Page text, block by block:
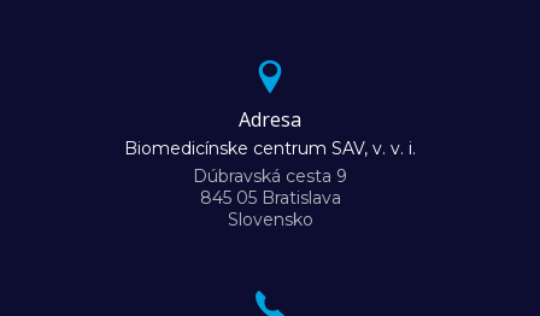
Adresa
Biomedicínske centrum SAV, v. v. i.
Dúbravská cesta 9
845 05 Bratislava
Slovensko